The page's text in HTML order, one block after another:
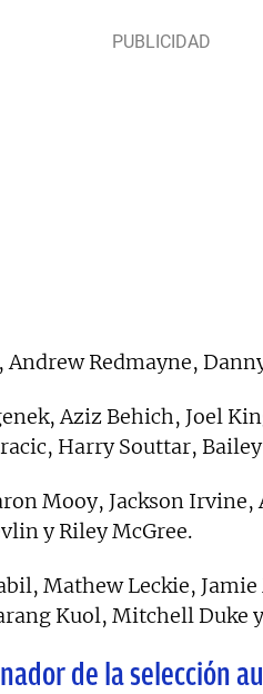
Andrew Redmayne,
Aziz Behich, Joel
Harry Souttar,
Mooy, Jackson
y Riley McGree.
Mathew Leckie,
Kuol, Mitchell Duke
de la selección